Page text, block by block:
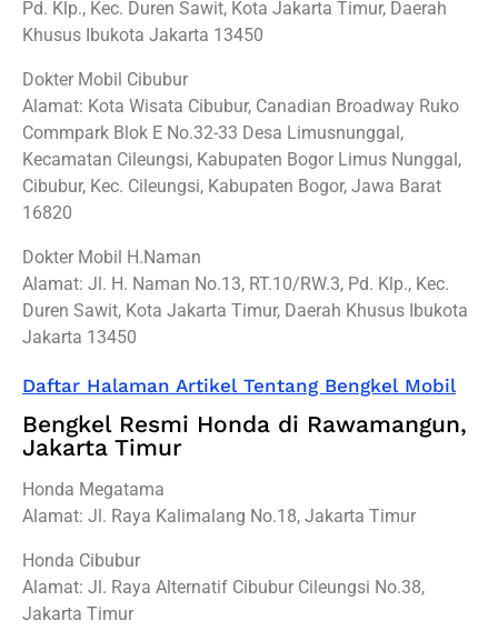
Pd. Klp., Kec. Duren Sawit, Kota Jakarta Timur, Daerah
Khusus Ibukota Jakarta 13450
Dokter Mobil Cibubur
Alamat: Kota Wisata Cibubur, Canadian Broadway Ruko
Commpark Blok E No.32-33 Desa Limusnunggal,
Kecamatan Cileungsi, Kabupaten Bogor Limus Nunggal,
Cibubur, Kec. Cileungsi, Kabupaten Bogor, Jawa Barat
16820
Dokter Mobil H.Naman
Alamat: Jl. H. Naman No.13, RT.10/RW.3, Pd. Klp., Kec.
Duren Sawit, Kota Jakarta Timur, Daerah Khusus Ibukota
Jakarta 13450
Daftar Halaman Artikel Tentang Bengkel Mobil
Bengkel Resmi Honda di Rawamangun,
Jakarta Timur
Honda Megatama
Alamat: Jl. Raya Kalimalang No.18, Jakarta Timur
Honda Cibubur
Alamat: Jl. Raya Alternatif Cibubur Cileungsi No.38,
Jakarta Timur